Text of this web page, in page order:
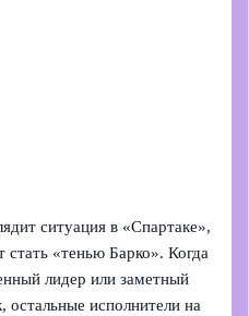
ситуация в «Спартаке»,
стать «тенью Барко». Когда
лидер или заметный
исполнители на